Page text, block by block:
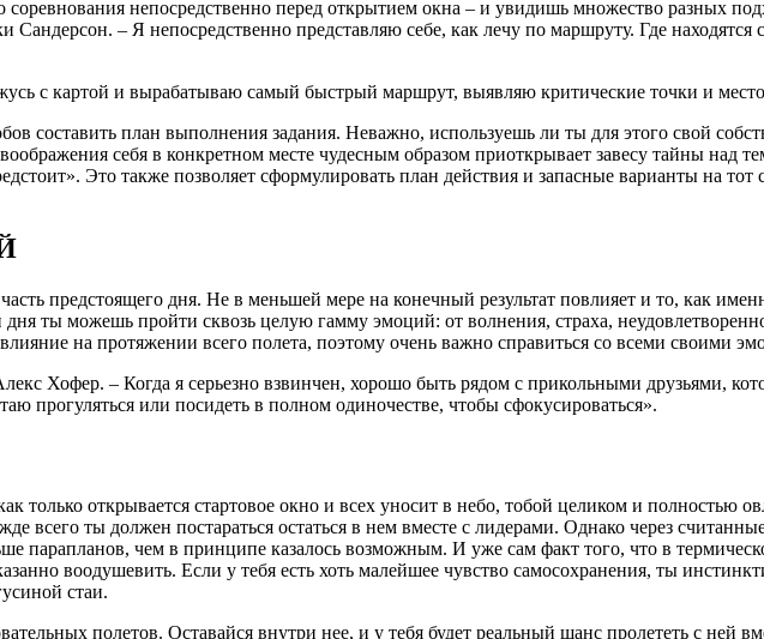
непосредственно перед открытием окна – и увидишь множество разных
Сандерсон. – Я непосредственно представляю себе, как лечу по маршруту. Где
с картой и вырабатываю самый быстрый маршрут, выявляю критические точки и
составить план выполнения задания. Неважно, используешь ли ты для этого свой
себя в конкретном месте чудесным образом приоткрывает завесу тайны над
Это также позволяет сформулировать план действия и запасные варианты на
предстоящего дня. Не в меньшей мере на конечный результат повлияет и то, как
ты можешь пройти сквозь целую гамму эмоций: от волнения, страха,
влияние на протяжении всего полета, поэтому очень важно справиться со всеми своими
Хофер. – Когда я серьезно взвинчен, хорошо быть рядом с прикольными друзьями,
прогуляться или посидеть в полном одиночестве, чтобы сфокусироваться».
только открывается стартовое окно и всех уносит в небо, тобой целиком и полностью
всего ты должен постараться остаться в нем вместе с лидерами. Однако через
парапланов, чем в принципе казалось возможным. И уже сам факт того, что в
воодушевить. Если у тебя есть хоть малейшее чувство самосохранения, ты
стаи.
полетов. Оставайся внутри нее, и у тебя будет реальный шанс пролететь с ней